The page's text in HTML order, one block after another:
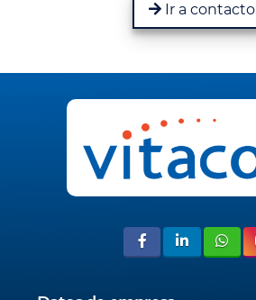
Ir a contacto